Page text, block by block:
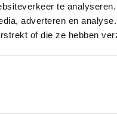
te
adverteren en
of die ze hebben